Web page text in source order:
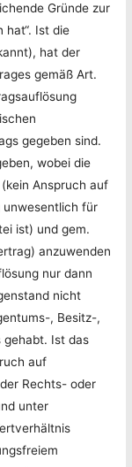
Gründe zur
hat“. Ist die
hat der
gemäß Art.
gegeben sind.
wobei die
Anspruch auf
unwesentlich für
ist) und gem.
anzuwenden
nur dann
nicht
, Besitz-,
gehabt. Ist das
auf
Rechts- oder
unter